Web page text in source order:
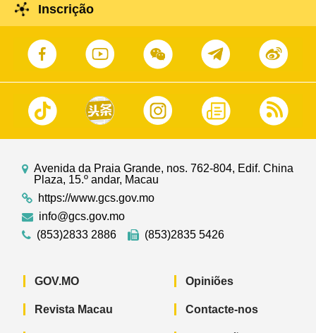
Inscrição
Avenida da Praia Grande, nos. 762-804, Edif. China
Plaza, 15.º andar, Macau
https://www.gcs.gov.mo
info@gcs.gov.mo
(853)2833 2886
(853)2835 5426
GOV.MO
Revista Macau
Opiniões
Contacte-nos